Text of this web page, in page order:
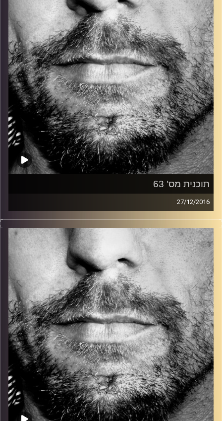
קרדיט תמונות: David Goehring
תוכנית מס' 63
27/12/2016
זיפים, מוזיקה מחוספסת של הופעות חיות. הרבה ג'אם, רוק,
בלוז, bluegrass, ג'אז, Fאנק, פרוגרסיב ואפילו אלקטרוניקה.
כל מה שחי, אמיתי ונושם.
עם שמוליק רגב.
קרדיט תמונות: David Goehring